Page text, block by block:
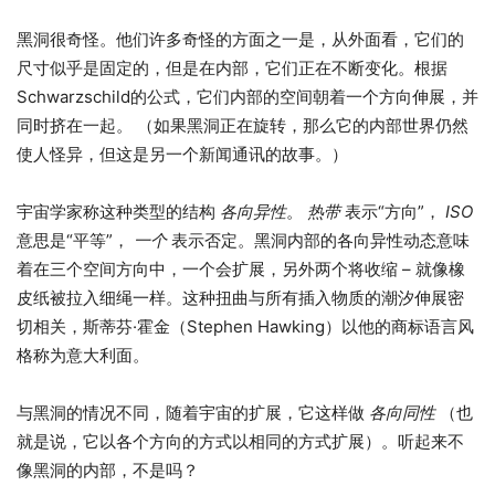
黑洞很奇怪。他们许多奇怪的方面之一是，从外面看，它们的
尺寸似乎是固定的，但是在内部，它们正在不断变化。根据
Schwarzschild的公式，它们内部的空间朝着一个方向伸展，并
同时挤在一起。 （如果黑洞正在旋转，那么它的内部世界仍然
使人怪异，但这是另一个新闻通讯的故事。）
宇宙学家称这种类型的结构 各向异性。 热带表示“方向”， ISO
意思是“平等”，
一个表示否定。黑洞内部的各向异性动态意味
着在三个空间方向中，一个会扩展，另外两个将收缩 – 就像橡
皮纸被拉入细绳一样。这种扭曲与所有插入物质的潮汐伸展密
切相关，斯蒂芬·霍金（Stephen Hawking）以他的商标语言风
格称为意大利面。
与黑洞的情况不同，随着宇宙的扩展，它这样做 各向同性（也
就是说，它以各个方向的方式以相同的方式扩展）。听起来不
像黑洞的内部，不是吗？